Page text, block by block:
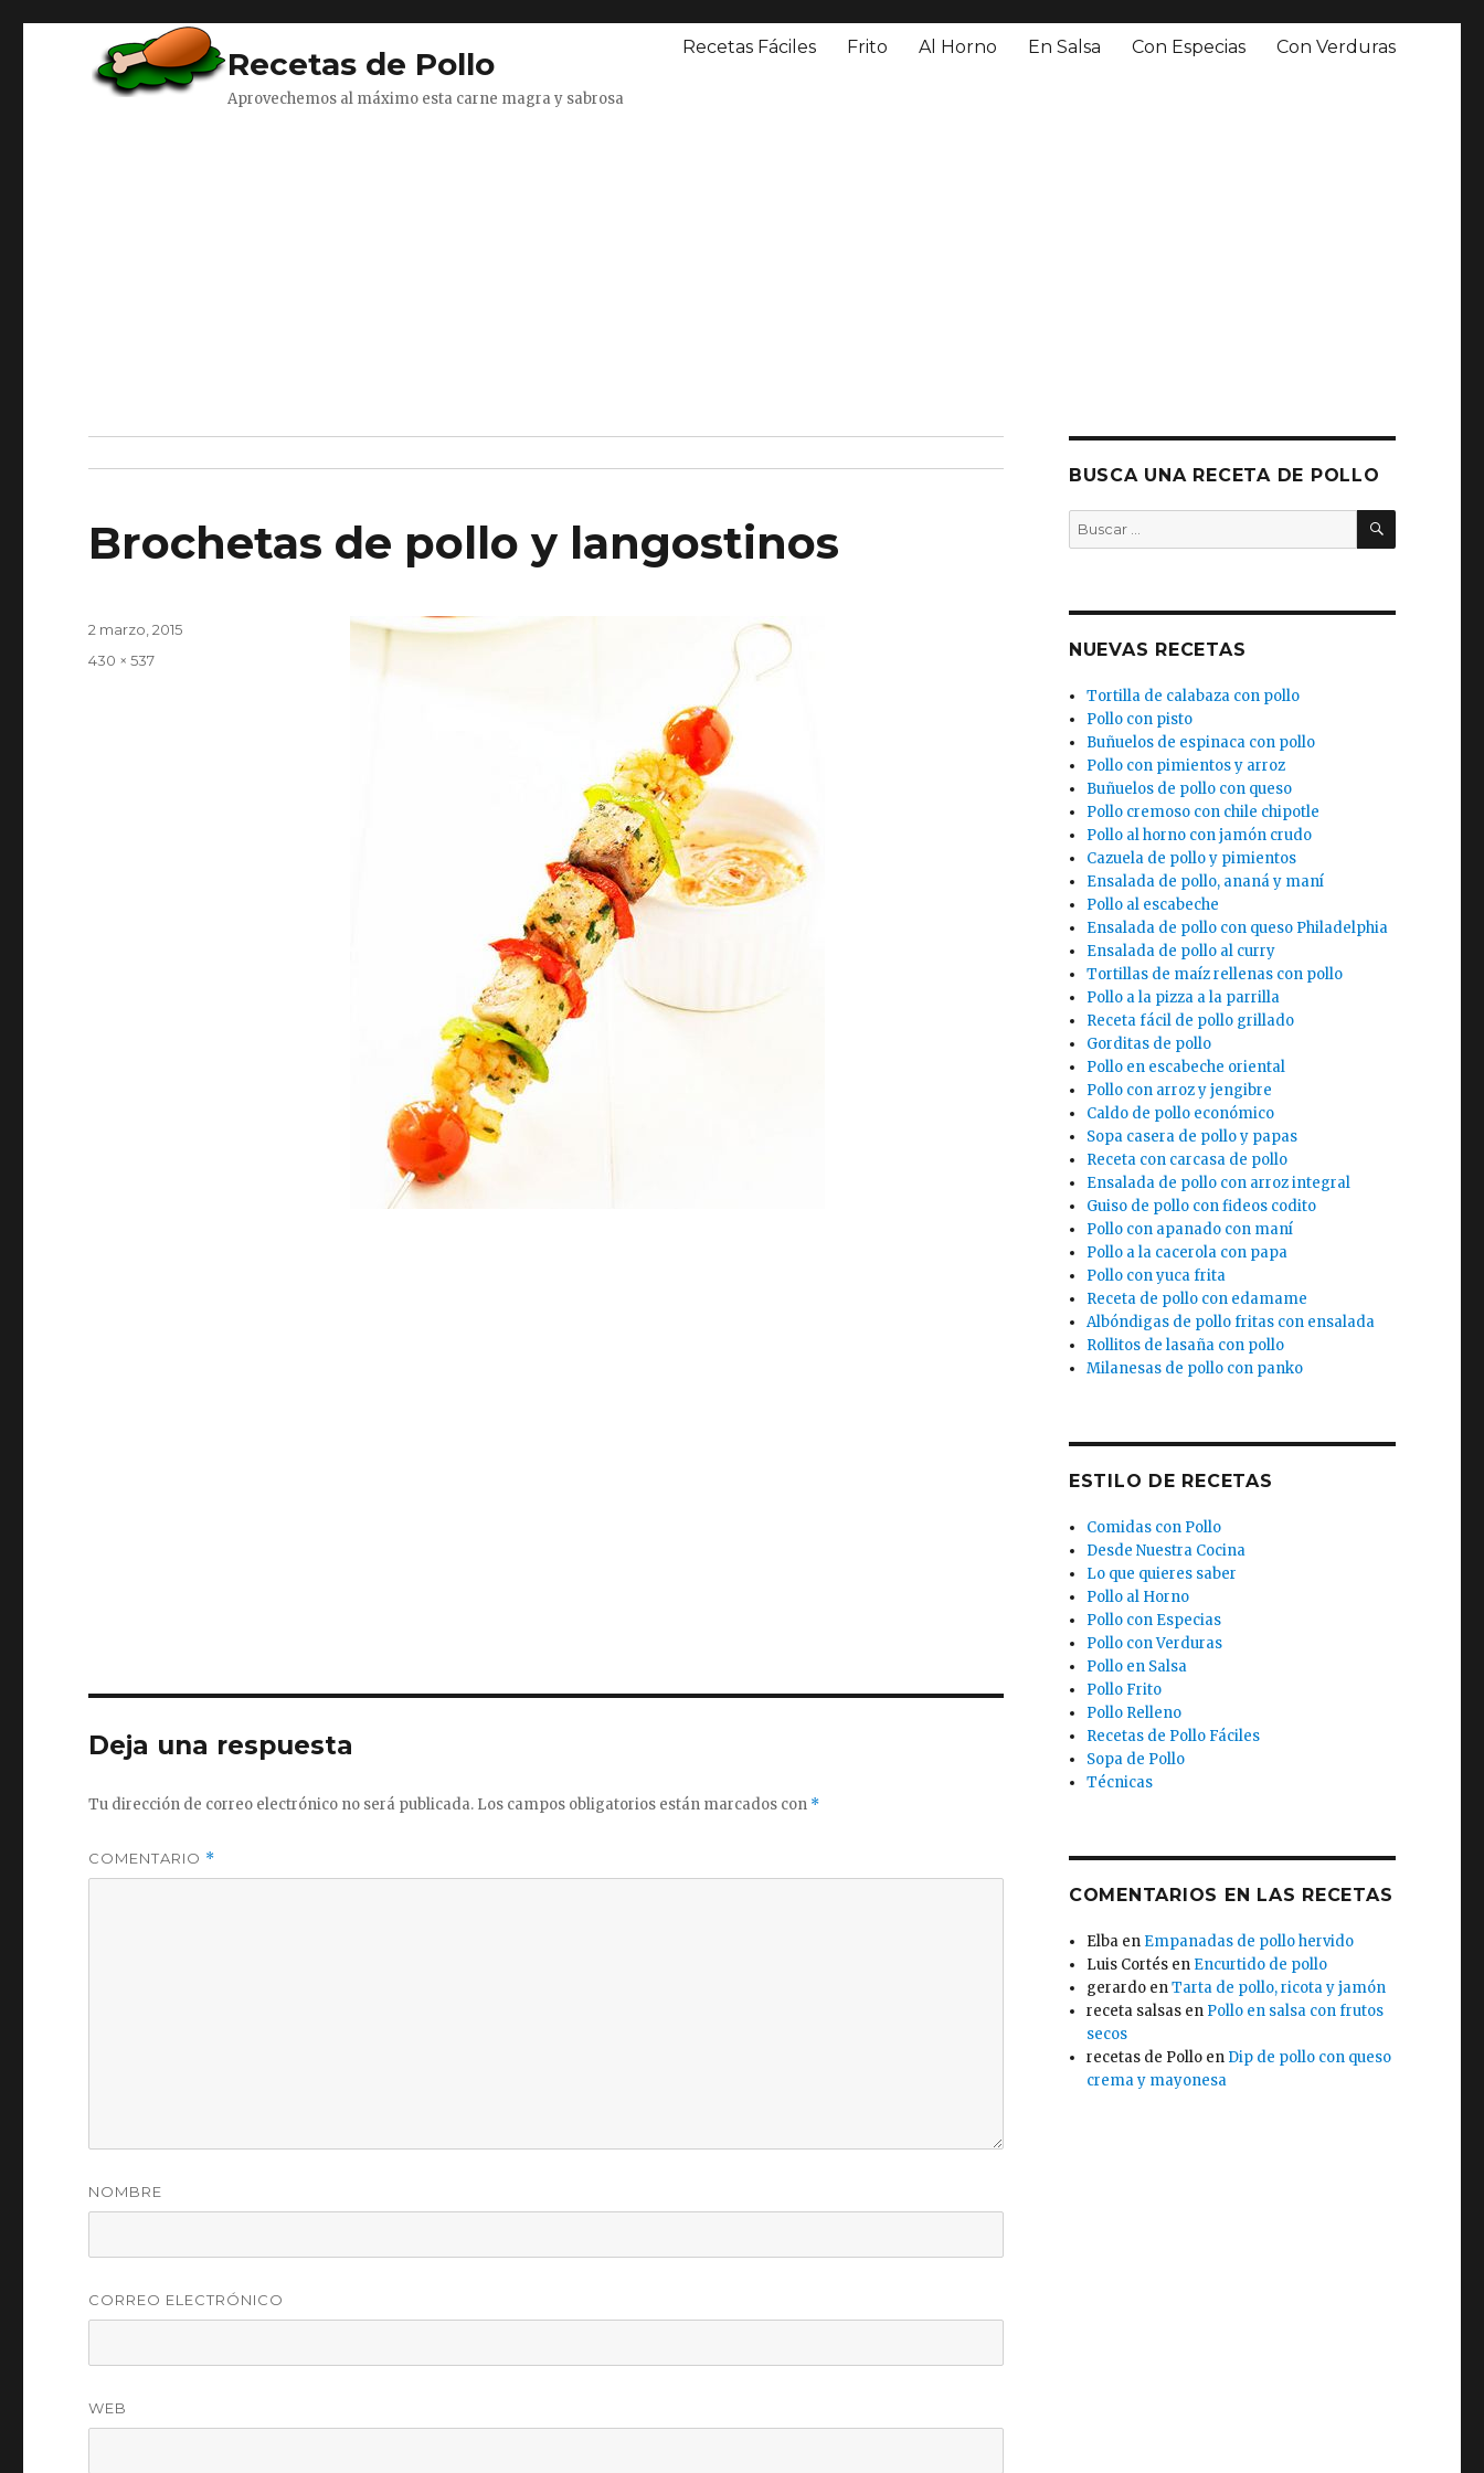
Recetas de Pollo
Aprovechemos al máximo esta carne magra y sabrosa
Recetas Fáciles Frito Al Horno En Salsa Con Especias Con Verduras
Brochetas de pollo y langostinos
Publicado
2 marzo, 2015
Tamaño
430 × 537
Deja una respuesta
Tu dirección de correo electrónico no será publicada. Los campos obligatorios están marcados con *
COMENTARIO *
NOMBRE
CORREO ELECTRÓNICO
WEB
BUSCA UNA RECETA DE POLLO
Buscar
por:
BUSCAR
NUEVAS RECETAS
Tortilla de calabaza con pollo
Pollo con pisto
Buñuelos de espinaca con pollo
Pollo con pimientos y arroz
Buñuelos de pollo con queso
Pollo cremoso con chile chipotle
Pollo al horno con jamón crudo
Cazuela de pollo y pimientos
Ensalada de pollo, ananá y maní
Pollo al escabeche
Ensalada de pollo con queso Philadelphia
Ensalada de pollo al curry
Tortillas de maíz rellenas con pollo
Pollo a la pizza a la parrilla
Receta fácil de pollo grillado
Gorditas de pollo
Pollo en escabeche oriental
Pollo con arroz y jengibre
Caldo de pollo económico
Sopa casera de pollo y papas
Receta con carcasa de pollo
Ensalada de pollo con arroz integral
Guiso de pollo con fideos codito
Pollo con apanado con maní
Pollo a la cacerola con papa
Pollo con yuca frita
Receta de pollo con edamame
Albóndigas de pollo fritas con ensalada
Rollitos de lasaña con pollo
Milanesas de pollo con panko
ESTILO DE RECETAS
Comidas con Pollo
Desde Nuestra Cocina
Lo que quieres saber
Pollo al Horno
Pollo con Especias
Pollo con Verduras
Pollo en Salsa
Pollo Frito
Pollo Relleno
Recetas de Pollo Fáciles
Sopa de Pollo
Técnicas
COMENTARIOS EN LAS RECETAS
Elba en Empanadas de pollo hervido
Luis Cortés en Encurtido de pollo
gerardo enTarta de pollo, ricota y jamón
receta salsas en Pollo en salsa con frutos
secos
recetas de Pollo en Dip de pollo con queso
crema y mayonesa